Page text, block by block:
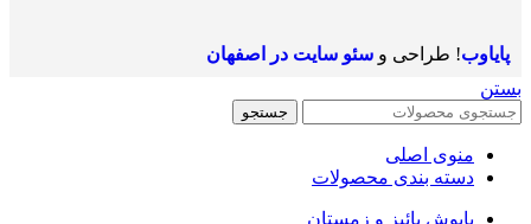
پایاوب! طراحی و سئو سایت در اصفهان
بستن
جستجو
منوی اصلی
دسته بندی محصولات
پاپوش پائیز و زمستان